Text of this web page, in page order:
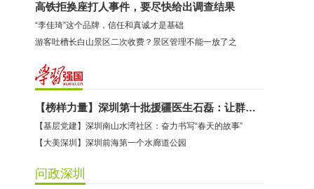
高铁拒换座打人事件，要尽快给出调查结果
“李佳琦”这个品牌，信任和真诚才是基础
游客吐槽长白山景区二次收费？景区管理不能一放了之
【榜样力量】深圳第十批援疆医生石磊：让群众竖起大拇指的“90后”共产党员
【基层党建】深圳南山水湾社区：奋力书写“春天的故事”
【大美深圳】深圳前海第一个水廊道公园
问政深圳